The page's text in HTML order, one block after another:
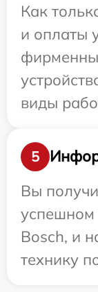
Как
и оплаты
виды
5
Вы
успешном
Bosch, и
технику